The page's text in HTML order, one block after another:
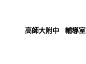
中 輔導室